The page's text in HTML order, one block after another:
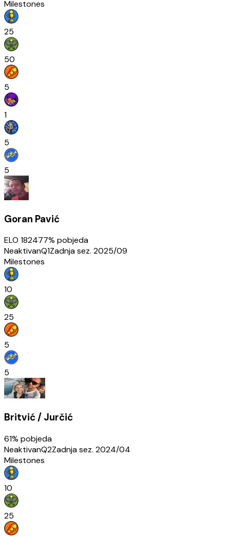
Milestones
25
50
5
1
5
5
Goran Pavić
ELO 182477% pobjeda
NeaktivanQ1Zadnja sez. 2025/09
Milestones
10
25
5
5
Britvić / Jurčić
61% pobjeda
NeaktivanQ2Zadnja sez. 2024/04
Milestones
10
25